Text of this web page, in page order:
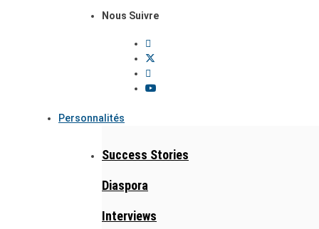
Nous Suivre
Personnalités
Success Stories
Diaspora
Interviews